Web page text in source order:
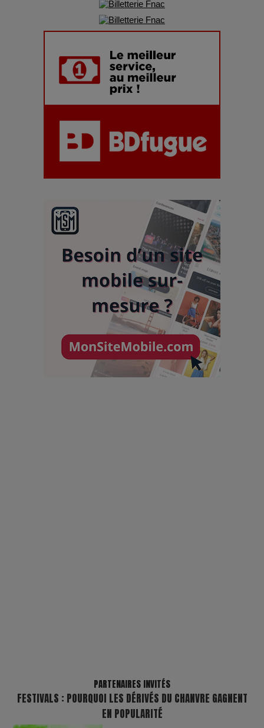
PARTENAIRES INVITÉS
FESTIVALS : POURQUOI LES DÉRIVÉS DU CHANVRE GAGNENT
EN POPULARITÉ